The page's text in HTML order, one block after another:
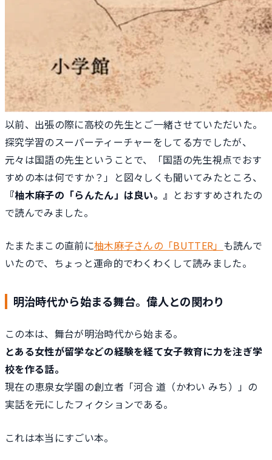
以前、出張の際に高校の先生とご一緒させていただいた。
探究学習のスーパーティーチャーをしてる方でしたが、
元々は国語の先生ということで、「国語の先生視点でおす
すめの本は何ですか？」と図々しくも聞いてみたところ、
『柚木麻子の「らんたん」は良い。』 とおすすめされたの
で読んでみました。
たまたまこの直前に柚木麻子さんの「BUTTER」 も読んで
いたので、ちょっと運命的でわくわくして読みました。
明治時代から始まる舞台。偉人との関わり
この本は、舞台が明治時代から始まる。
とある女性が留学などの経験を経て女子教育に力を注ぎ学
校を作る話。
現在の恵泉女学園の創立者「河合 道（かわい みち）」の
実話を元にしたフィクションである。
これは本当にすごい本。